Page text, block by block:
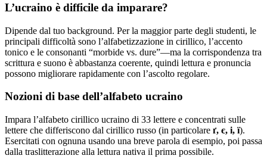
L’ucraino è difficile da imparare?
Dipende dal tuo background. Per la maggior parte degli studenti, le
principali difficoltà sono l’alfabetizzazione in cirillico, l’accento
tonico e le consonanti “morbide vs. dure”—ma la corrispondenza tra
scrittura e suono è abbastanza coerente, quindi lettura e pronuncia
possono migliorare rapidamente con l’ascolto regolare.
Nozioni di base dell’alfabeto ucraino
Impara l’alfabeto cirillico ucraino di 33 lettere e concentrati sulle
lettere che differiscono dal cirillico russo (in particolare ґ, є, і, ї).
Esercitati con ognuna usando una breve parola di esempio, poi passa
dalla traslitterazione alla lettura nativa il prima possibile.